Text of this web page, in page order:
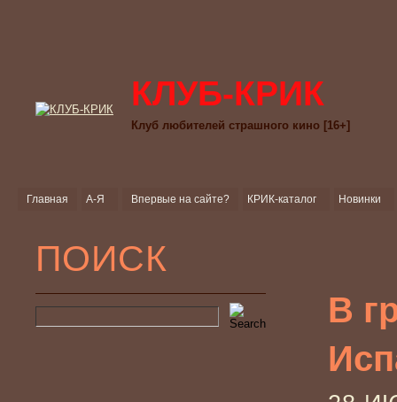
КЛУБ-КРИК
Клуб любителей страшного кино [16+]
Главная А-Я Впервые на сайте? КРИК-каталог Новинки
ПОИСК
В